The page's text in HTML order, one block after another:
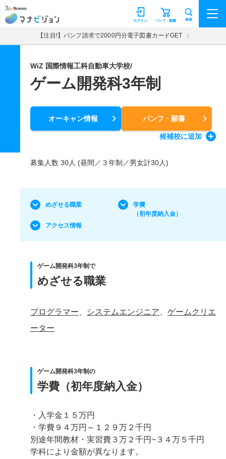
マナビジョン パンフ・願書
ログイン 検索
【注目!】パンフ請求で2000円分電子図書カードGET
WiZ 国際情報工科自動車大学校/
ゲーム開発科3年制
オーキャン情報 パンフ・願書
候補校に追加
募集人数 30人 (昼間／３年制／男女計30人)
めざせる職業
学費
（初年度納入金）
アクセス情報
ゲーム開発科3年制で
めざせる職業
プログラマー システムエンジニア
ゲームクリエ
ーター
ゲーム開発科3年制の
学費（初年度納入金）
・入学金１５万円
・学費９４万円～１２９万２千円
別途年間教材・実習費３万２千円~３４万５千円
学科により金額が異なります。